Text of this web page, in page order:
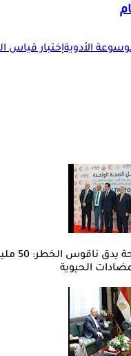
الأدويةإختبار قياس
وزير
الحيوية